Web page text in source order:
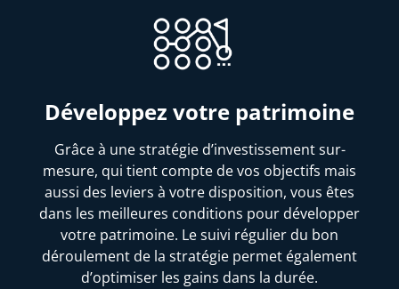
Développez votre patrimoine
Grâce à une stratégie d’investissement sur-
mesure, qui tient compte de vos objectifs mais
aussi des leviers à votre disposition, vous êtes
dans les meilleures conditions pour développer
votre patrimoine. Le suivi régulier du bon
déroulement de la stratégie permet également
d’optimiser les gains dans la durée.